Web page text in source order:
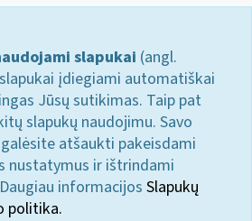
slapukai (angl.
įdiegiami automatiškai
Jūsų sutikimas. Taip pat
slapukų naudojimu. Savo
atšaukti pakeisdami
nustatymus ir ištrindami
informacijos Slapukų
politika.